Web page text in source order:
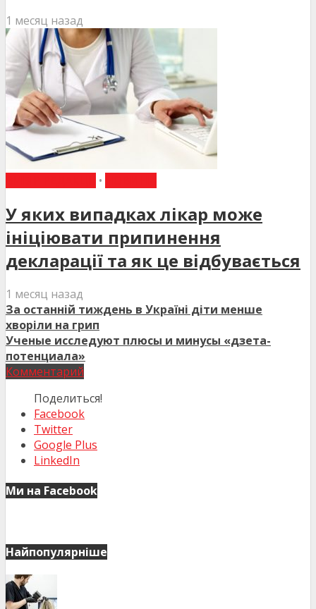
1 месяц назад
•
У яких випадках лікар може
ініціювати припинення
декларації та як це відбувається
1 месяц назад
За останній тиждень в Україні діти менше
хворіли на грип
Ученые исследуют плюсы и минусы «дзета-
потенциала»
Комментарий
Поделиться!
Facebook
Twitter
Google Plus
LinkedIn
Ми на Facebook
Найпопулярніше